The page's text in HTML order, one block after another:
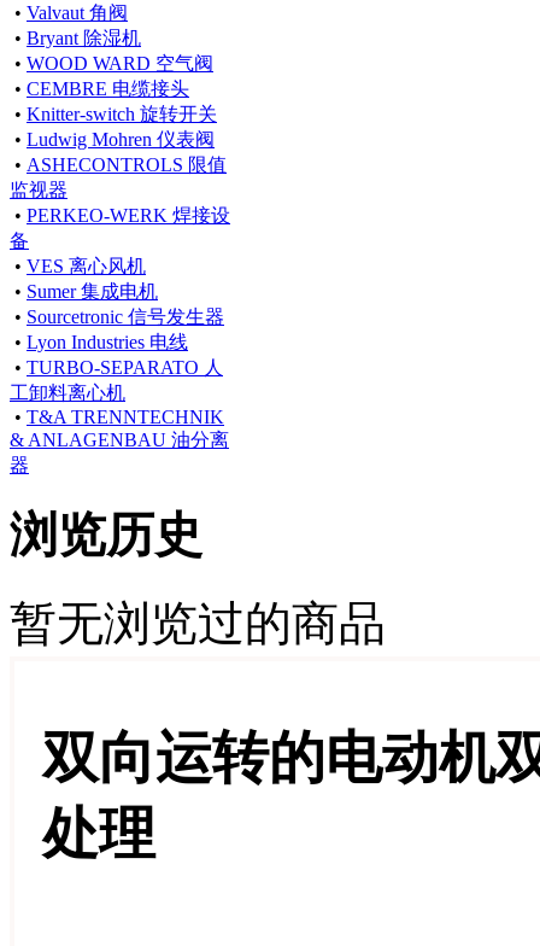
• Valvaut 角阀
• Bryant 除湿机
• WOOD WARD 空气阀
• CEMBRE 电缆接头
• Knitter-switch 旋转开关
• Ludwig Mohren 仪表阀
• ASHECONTROLS 限值
监视器
• PERKEO-WERK 焊接设
备
• VES 离心风机
• Sumer 集成电机
• Sourcetronic 信号发生器
• Lyon Industries 电线
• TURBO-SEPARATO 人
工卸料离心机
• T&A TRENNTECHNIK
& ANLAGENBAU 油分离
器
浏览历史
暂无浏览过的商品
双向运转的电动机
处理